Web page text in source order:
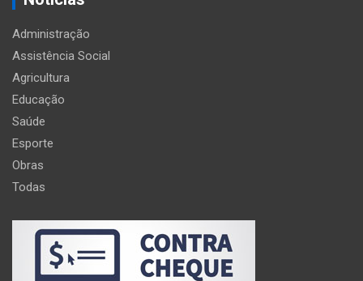
Administração
Assistência Social
Agricultura
Educação
Saúde
Esporte
Obras
Todas